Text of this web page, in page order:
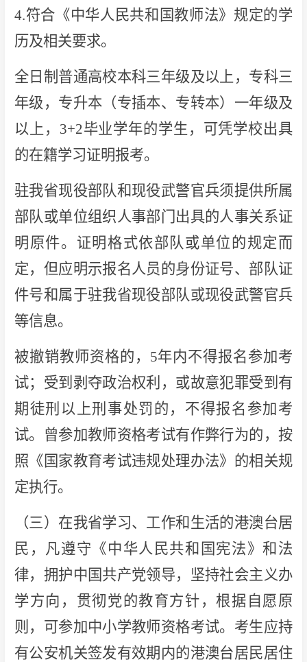
4.符合《中华人民共和国教师法》规定的学
历及相关要求。
全日制普通高校本科三年级及以上，专科三
年级，专升本（专插本、专转本）一年级及
以上，3+2毕业学年的学生，可凭学校出具
的在籍学习证明报考。
驻我省现役部队和现役武警官兵须提供所属
部队或单位组织人事部门出具的人事关系证
明原件。证明格式依部队或单位的规定而
定，但应明示报名人员的身份证号、部队证
件号和属于驻我省现役部队或现役武警官兵
等信息。
被撤销教师资格的，5年内不得报名参加考
试；受到剥夺政治权利，或故意犯罪受到有
期徒刑以上刑事处罚的，不得报名参加考
试。曾参加教师资格考试有作弊行为的，按
照《国家教育考试违规处理办法》的相关规
定执行。
（三）在我省学习、工作和生活的港澳台居
民，凡遵守《中华人民共和国宪法》和法
律，拥护中国共产党领导，坚持社会主义办
学方向，贯彻党的教育方针，根据自愿原
则，可参加中小学教师资格考试。考生应持
有公安机关签发有效期内的港澳台居民居住